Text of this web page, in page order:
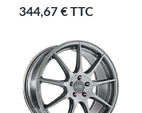
344,67 € TTC